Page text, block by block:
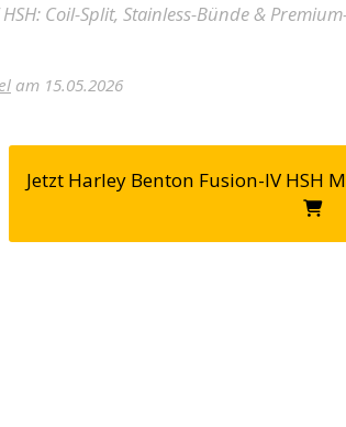
Coil-Split, Stainless-Bünde &
am 15.05.2026
Jetzt Harley Benton Fusion-IV HSH